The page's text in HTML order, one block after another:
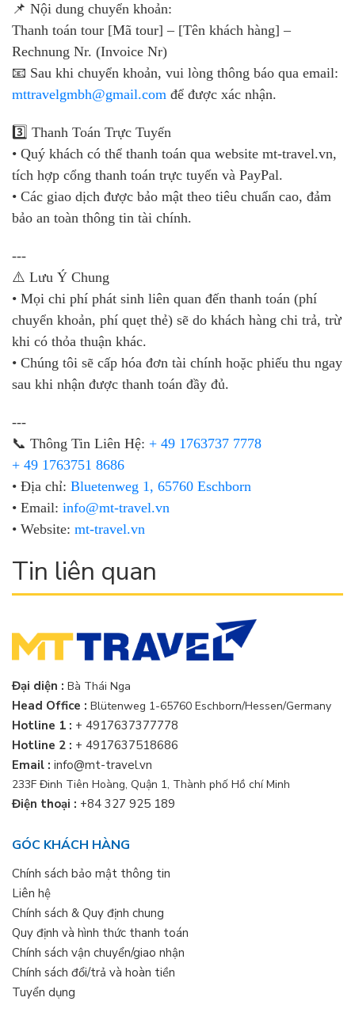
📌 Nội dung chuyển khoản:
Thanh toán tour [Mã tour] – [Tên khách hàng] –
Rechnung Nr. (Invoice Nr)
📧 Sau khi chuyển khoản, vui lòng thông báo qua email:
mttravelgmbh@gmail.com để được xác nhận.
3️⃣ Thanh Toán Trực Tuyến
• Quý khách có thể thanh toán qua website mt-travel.vn,
tích hợp cổng thanh toán trực tuyến và PayPal.
• Các giao dịch được bảo mật theo tiêu chuẩn cao, đảm
bảo an toàn thông tin tài chính.
---
⚠️ Lưu Ý Chung
• Mọi chi phí phát sinh liên quan đến thanh toán (phí
chuyển khoản, phí quẹt thẻ) sẽ do khách hàng chi trả, trừ
khi có thỏa thuận khác.
• Chúng tôi sẽ cấp hóa đơn tài chính hoặc phiếu thu ngay
sau khi nhận được thanh toán đầy đủ.
---
📞 Thông Tin Liên Hệ: + 49 1763737 7778
+ 49 1763751 8686
• Địa chỉ: Bluetenweg 1, 65760 Eschborn
• Email: info@mt-travel.vn
• Website: mt-travel.vn
Tin liên quan
Đại diện : Bà Thái Nga
Head Office : Blütenweg 1-65760 Eschborn/Hessen/Germany
Hotline 1 : + 4917637377778
Hotline 2 : + 4917637518686
Email : info@mt-travel.vn
233F Đinh Tiên Hoàng, Quận 1, Thành phố Hồ chí Minh
Điện thoại : +84 327 925 189
GÓC KHÁCH HÀNG
Chính sách bảo mật thông tin
Liên hệ
Chính sách & Quy định chung
Quy định và hình thức thanh toán
Chính sách vận chuyển/giao nhận
Chính sách đổi/trả và hoàn tiền
Tuyển dụng